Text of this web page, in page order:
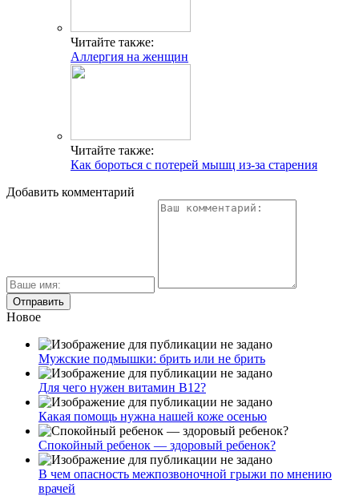
Читайте также:
Аллергия на женщин
Читайте также:
Как бороться с потерей мышц из-за старения
Добавить комментарий
Новое
Мужские подмышки: брить или не брить
Для чего нужен витамин В12?
Какая помощь нужна нашей коже осенью
Спокойный ребенок — здоровый ребенок?
В чем опасность межпозвоночной грыжи по мнению
врачей